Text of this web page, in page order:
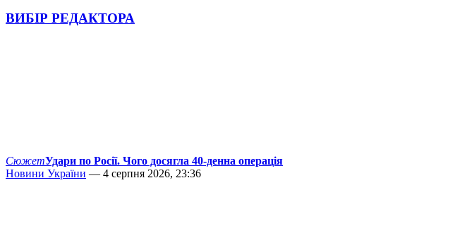
ВИБІР РЕДАКТОРА
СюжетУдари по Росії. Чого досягла 40-денна операція
Новини України — 4 серпня 2026, 23:36